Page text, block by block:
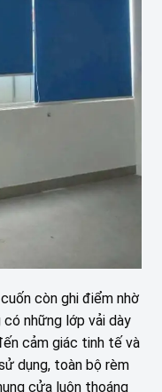
còn ghi điểm nhờ
những lớp vải dày
cảm giác tinh tế và
dụng, toàn bộ rèm
cửa luôn thoáng